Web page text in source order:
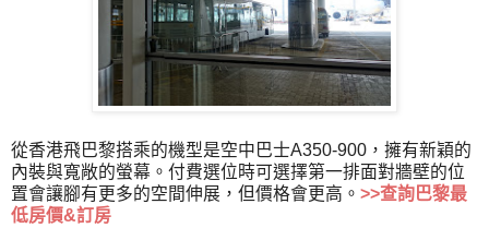
從香港飛巴黎搭乘的機型是空中巴士A350-900，擁有新穎的
內裝與寬敞的螢幕。付費選位時可選擇第一排面對牆壁的位
置會讓腳有更多的空間伸展，但價格會更高。 >>查詢巴黎最
低房價&訂房